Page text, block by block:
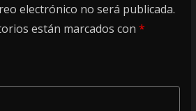
electrónico no será publicada.
están marcados con *